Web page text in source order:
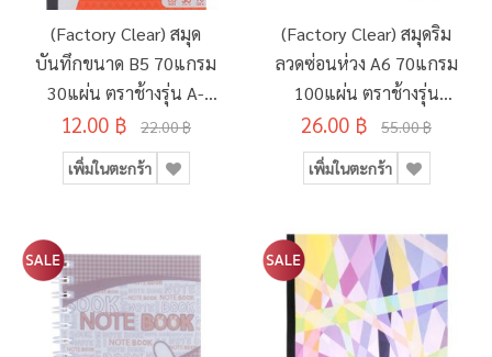
(Factory Clear) สมุด
บันทึกขนาด B5 70แกรม
30แผ่น ตราช้างรุ่น A-
104
12.00 ฿ 22.00 ฿
เพิ่มในตะกร้า
(Factory Clear) สมุดริม
ลวดซ่อนห่วง A6 70แกรม
100แผ่น ตราช้างรุ่น
WSS-104
26.00 ฿ 55.00 ฿
เพิ่มในตะกร้า